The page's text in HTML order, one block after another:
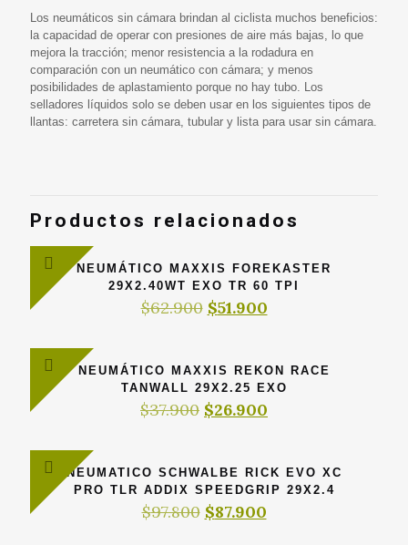
Los neumáticos sin cámara brindan al ciclista muchos beneficios:
la capacidad de operar con presiones de aire más bajas, lo que
mejora la tracción; menor resistencia a la rodadura en
comparación con un neumático con cámara; y menos
posibilidades de aplastamiento porque no hay tubo. Los
selladores líquidos solo se deben usar en los siguientes tipos de
llantas: carretera sin cámara, tubular y lista para usar sin cámara.
Productos relacionados
NEUMÁTICO MAXXIS FOREKASTER
29X2.40WT EXO TR 60 TPI
$62.900 El
$62.900.
$51.900El
$51.900.
NEUMÁTICO MAXXIS REKON RACE
TANWALL 29X2.25 EXO
$37.900 El
$37.900.
$26.900
$26.900.
NEUMATICO SCHWALBE RICK EVO XC
PRO TLR ADDIX SPEEDGRIP 29X2.4
$97.800 El
$87.900El